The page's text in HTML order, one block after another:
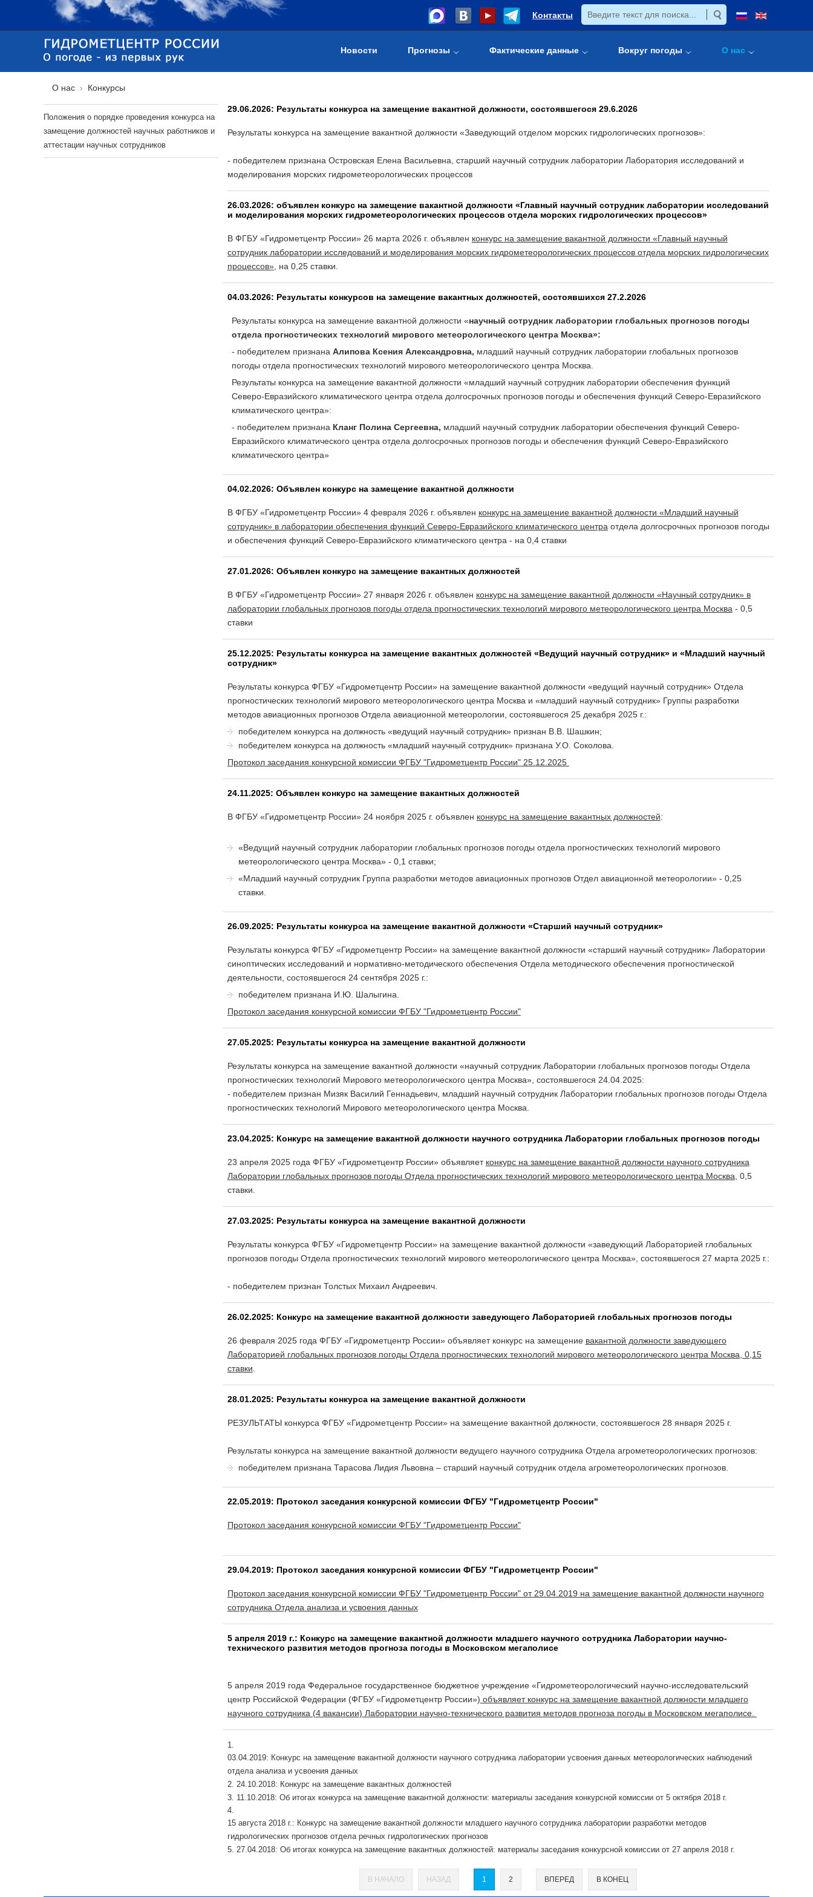
Контакты
Новости Прогнозы Фактические данные Вокруг погоды О нас
О нас Конкурсы
29.06.2026: Результаты конкурса на замещение вакантной должности, состоявшегося 29.6.2026
Результаты конкурса на замещение вакантной должности «Заведующий отделом морских гидрологических прогнозов»:
- победителем признана Островская Елена Васильевна, старший научный сотрудник лаборатории Лаборатория исследований и
моделирования морских гидрометеорологических процессов
26.03.2026: объявлен конкурс на замещение вакантной должности «Главный научный сотрудник лаборатории исследований
и моделирования морских гидрометеорологических процессов отдела морских гидрологических процессов»
В ФГБУ «Гидрометцентр России» 26 марта 2026 г. объявлен конкурс на замещение вакантной должности «Главный научный
сотрудник лаборатории исследований и моделирования морских гидрометеорологических процессов отдела морских гидрологических
процессов», на 0,25 ставки.
04.03.2026: Результаты конкурсов на замещение вакантных должностей, состоявшихся 27.2.2026
Результаты конкурса на замещение вакантной должности «научный сотрудник лаборатории глобальных прогнозов погоды
отдела прогностических технологий мирового метеорологического центра Москва»:
- победителем признанаАлипова Ксения Александровна, младший научный сотрудник лаборатории глобальных прогнозов
погоды отдела прогностических технологий мирового метеорологического центра Москва.
Результаты конкурса на замещение вакантной должности «младший научный сотрудник лаборатории обеспечения функций
Северо-Евразийского климатического центра отдела долгосрочных прогнозов погоды и обеспечения функций Северо-Евразийского
климатического центра»:
- победителем признана Кланг Полина Сергеевна, младший научный сотрудник лаборатории обеспечения функций Северо-
Евразийского климатического центра отдела долгосрочных прогнозов погоды и обеспечения функций Северо-Евразийского
климатического центра»
04.02.2026: Объявлен конкурс на замещение вакантной должности
В ФГБУ «Гидрометцентр России» 4 февраля 2026 г. объявлен конкурс на замещение вакантной должности «Младший научный
сотрудник» в лаборатории обеспечения функций Северо-Евразийского климатического центра отдела долгосрочных прогнозов погоды
и обеспечения функций Северо-Евразийского климатического центра - на 0,4 ставки
27.01.2026: Объявлен конкурс на замещение вакантных должностей
В ФГБУ «Гидрометцентр России» 27 января 2026 г. объявлен конкурс на замещение вакантной должности «Научный сотрудник» в
лаборатории глобальных прогнозов погоды отдела прогностических технологий мирового метеорологического центра Москва - 0,5
ставки
25.12.2025: Результаты конкурса на замещение вакантных должностей «Ведущий научный сотрудник» и «Младший научный
сотрудник»
Результаты конкурса ФГБУ «Гидрометцентр России» на замещение вакантной должности «ведущий научный сотрудник» Отдела
прогностических технологий мирового метеорологического центра Москва и «младший научный сотрудник» Группы разработки
методов авиационных прогнозов Отдела авиационной метеорологии, состоявшегося 25 декабря 2025 г.:
победителем конкурса на должность «ведущий научный сотрудник» признан В.В. Шашкин;
победителем конкурса на должность «младший научный сотрудник» признана У.О. Соколова.
Протокол заседания конкурсной комиссии ФГБУ "Гидрометцентр России" 25.12.2025
24.11.2025: Объявлен конкурс на замещение вакантных должностей
В ФГБУ «Гидрометцентр России» 24 ноября 2025 г. объявлен конкурс на замещение вакантных должностей:
«Ведущий научный сотрудник лаборатории глобальных прогнозов погоды отдела прогностических технологий мирового
метеорологического центра Москва» - 0,1 ставки;
«Младший научный сотрудник Группа разработки методов авиационных прогнозов Отдел авиационной метеорологии» - 0,25
ставки.
26.09.2025: Результаты конкурса на замещение вакантной должности «Старший научный сотрудник»
Результаты конкурса ФГБУ «Гидрометцентр России» на замещение вакантной должности «старший научный сотрудник» Лаборатории
синоптических исследований и нормативно-методического обеспечения Отдела методического обеспечения прогностической
деятельности, состоявшегося 24 сентября 2025 г.:
победителем признана И.Ю. Шалыгина.
Протокол заседания конкурсной комиссии ФГБУ "Гидрометцентр России"
27.05.2025: Результаты конкурса на замещение вакантной должности
Результаты конкурса на замещение вакантной должности «научный сотрудник Лаборатории глобальных прогнозов погоды Отдела
прогностических технологий Мирового метеорологического центра Москва», состоявшегося 24.04.2025:
- победителем признан Мизяк Василий Геннадьевич, младший научный сотрудник Лаборатории глобальных прогнозов погоды Отдела
прогностических технологий Мирового метеорологического центра Москва.
23.04.2025: Конкурс на замещение вакантной должности научного сотрудника Лаборатории глобальных прогнозов погоды
23 апреля 2025 года ФГБУ «Гидрометцентр России» объявляет конкурс на замещение вакантной должности научного сотрудника
Лаборатории глобальных прогнозов погоды Отдела прогностических технологий мирового метеорологического центра Москва , 0,5
ставки.
27.03.2025: Результаты конкурса на замещение вакантной должности
Результаты конкурса ФГБУ «Гидрометцентр России» на замещение вакантной должности «заведующий Лабораторией глобальных
прогнозов погоды Отдела прогностических технологий мирового метеорологического центра Москва», состоявшегося 27 марта 2025 г.:
- победителем признан Толстых Михаил Андреевич.
26.02.2025: Конкурс на замещение вакантной должности заведующего Лабораторией глобальных прогнозов погоды
26 февраля 2025 года ФГБУ «Гидрометцентр России» объявляет конкурс на замещение вакантной должности заведующего
Лабораторией глобальных прогнозов погоды Отдела прогностических технологий мирового метеорологического центра Москва, 0,15
ставки
28.01.2025: Результаты конкурса на замещение вакантной должности
РЕЗУЛЬТАТЫ конкурса ФГБУ «Гидрометцентр России» на замещение вакантной должности, состоявшегося 28 января 2025 г.
Результаты конкурса на замещение вакантной должности ведущего научного сотрудника Отдела агрометеорологических прогнозов:
победителем признана Тарасова Лидия Львовна – старший научный сотрудник отдела агрометеорологических прогнозов.
22.05.2019: Протокол заседания конкурсной комиссии ФГБУ "Гидрометцентр России"
Протокол заседания конкурсной комиссии ФГБУ "Гидрометцентр России"
29.04.2019: Протокол заседания конкурсной комиссии ФГБУ "Гидрометцентр России"
Протокол заседания конкурсной комиссии ФГБУ "Гидрометцентр России" от 29.04.2019 на замещение вакантной должности научного
сотрудника Отдела анализа и усвоения данных
5 апреля 2019 г.: Конкурс на замещение вакантной должности младшего научного сотрудника Лаборатории научно-
технического развития методов прогноза погоды в Московском мегаполисе
5 апреля 2019 года Федеральное государственное бюджетное учреждение «Гидрометеорологический научно-исследовательский
центр Российской Федерации (ФГБУ «Гидрометцентр России») объявляет конкурс на замещение вакантной должности младшего
научного сотрудника (4 вакансии) Лаборатории научно-технического развития методов прогноза погоды в Московском мегаполисе.
03.04.2019: Конкурс на замещение вакантной должности научного сотрудника лаборатории усвоения данных метеорологических наблюдений
отдела анализа и усвоения данных
24.10.2018: Конкурс на замещение вакантных должностей
11.10.2018: Об итогах конкурса на замещение вакантной должности: материалы заседания конкурсной комиссии от 5 октября 2018 г.
15 августа 2018 г.: Конкурс на замещение вакантной должности младшего научного сотрудника лаборатории разработки методов
гидрологических прогнозов отдела речных гидрологических прогнозов
27.04.2018: Об итогах конкурса на замещение вакантных должностей: материалы заседания конкурсной комиссии от 27 апреля 2018 г.
В НАЧАЛО НАЗАД 1 2 ВПЕРЕД В КОНЕЦ
Положения о порядке проведения конкурса на
замещение должностей научных работников и
аттестации научных сотрудников